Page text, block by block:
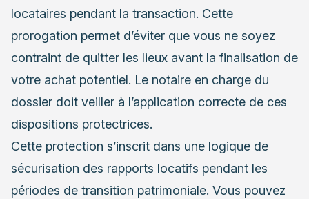
locataires pendant la transaction. Cette
prorogation permet d’éviter que vous ne soyez
contraint de quitter les lieux avant la finalisation de
votre achat potentiel. Le notaire en charge du
dossier doit veiller à l’application correcte de ces
dispositions protectrices.
Cette protection s’inscrit dans une logique de
sécurisation des rapports locatifs pendant les
périodes de transition patrimoniale. Vous pouvez